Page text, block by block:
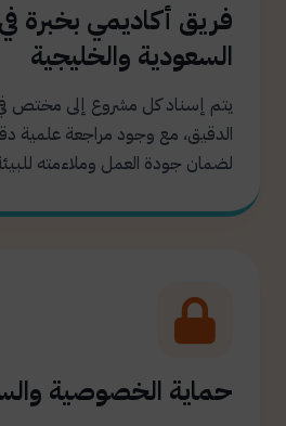
فريق أكاديمي بخبرة
السعودية والخليجية
يتم إسناد كل مشروع إلى مختص
الدقيق، مع وجود مراجعة علمية
لضمان جودة العمل وملاءمته
حماية الخصوصية